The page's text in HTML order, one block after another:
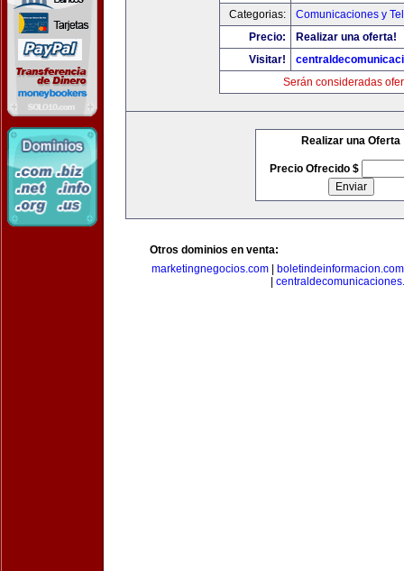
Categorias:
Comunicaciones y
Precio:
Realizar una oferta!
Visitar!
Serán consideradas
Realizar una Oferta
Precio Ofrecido $
Otros dominios en venta:
marketingnegocios.com
boletindeinformacion.com